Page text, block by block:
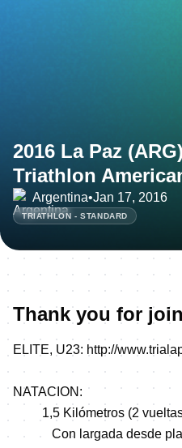
2016 La Paz
Triathlon
Argentina•Jan 17, 2016
TRIATHLON - STANDARD
Thank you for
ELITE, U23: http://
NATACION:
1,5 Kilómetros (2
Con largada desde